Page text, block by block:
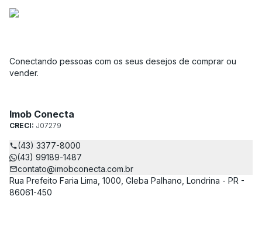
Conectando pessoas com os seus desejos de comprar ou
vender.
Imob Conecta
CRECI: J07279
(43) 3377-8000
(43) 99189-1487
contato@imobconecta.com.br
Rua Prefeito Faria Lima, 1000, Gleba Palhano, Londrina - PR -
86061-450